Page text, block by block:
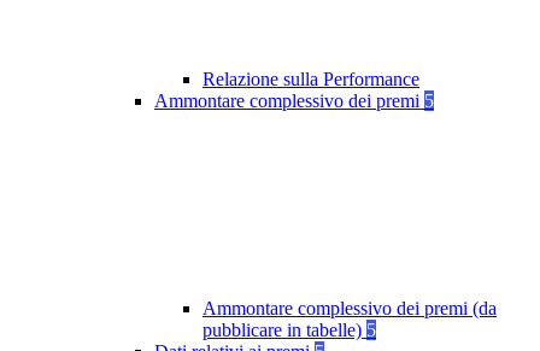
Relazione sulla Performance
Ammontare complessivo dei premi 5
Ammontare complessivo dei premi (da
pubblicare in tabelle) 5